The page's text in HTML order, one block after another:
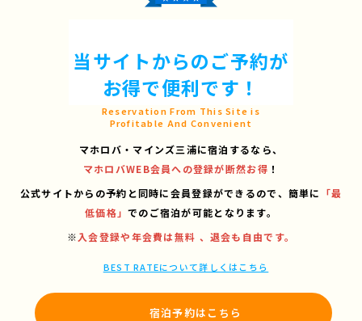
当サイトからのご予約が
お得で便利です！
Reservation From This Site is
Profitable And Convenient
マホロバ・マインズ三浦に宿泊するなら、
マホロバWEB会員への登録が断然お得 ！
公式サイトからの予約と同時に会員登録ができるので、 簡単に 「最
低価格」でのご宿泊が可能となります。
※ 入会登録や年会費は無料 、退会も自由です。
BEST RATEについて詳しくはこちら
宿泊予約はこちら